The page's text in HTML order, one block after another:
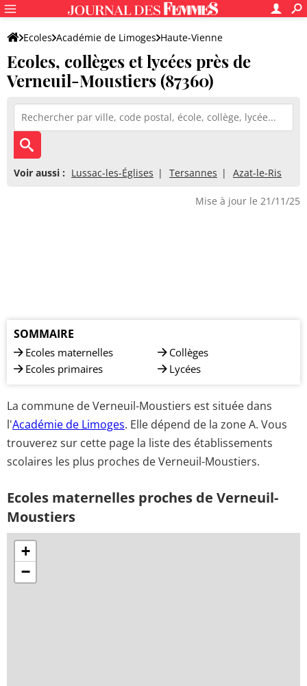
Ecoles Académie de Limoges Haute-Vienne
Ecoles, collèges et lycées près de
Verneuil-Moustiers (87360)
Voir aussi : Lussac-les-Églises Tersannes Azat-le-Ris
Mise à jour le 21/11/25
SOMMAIRE
Ecoles maternelles
Ecoles primaires
Collèges
Lycées
La commune de Verneuil-Moustiers est située dans
l'Académie de Limoges. Elle dépend de la zone A. Vous
trouverez sur cette page la liste des établissements
scolaires les plus proches de Verneuil-Moustiers.
Ecoles maternelles proches de Verneuil-
Moustiers
+
−